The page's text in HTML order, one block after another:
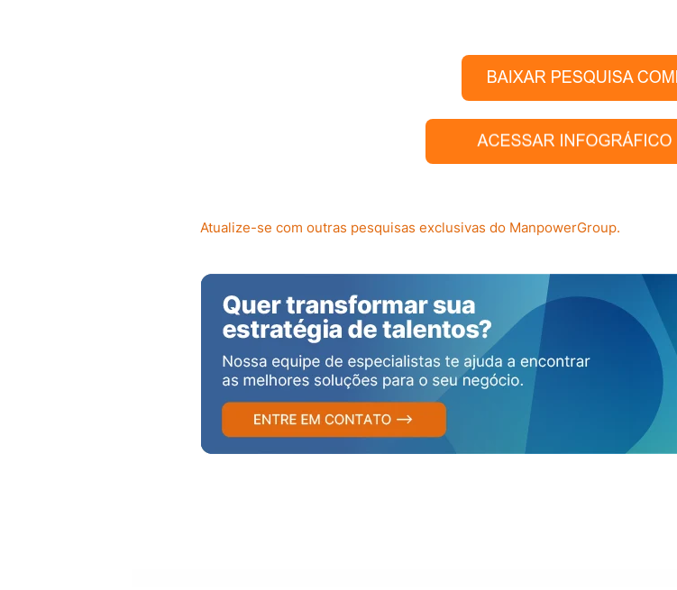
Atualize-se com outras pesquisas exclusivas do ManpowerGroup.